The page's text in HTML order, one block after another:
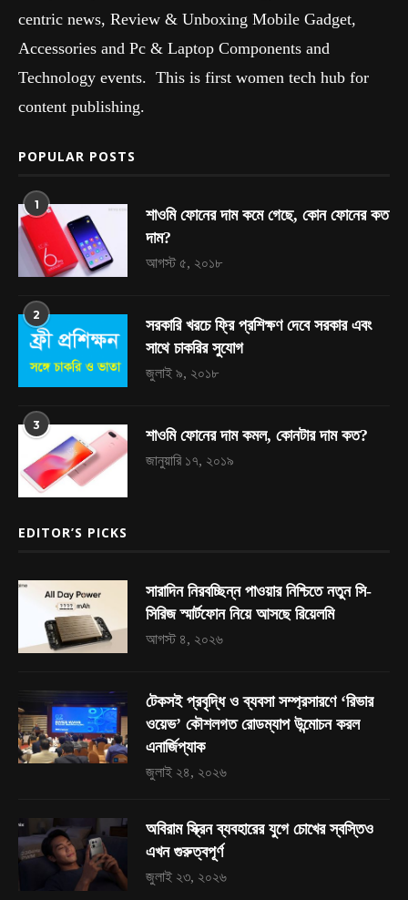
centric news, Review & Unboxing Mobile Gadget,
Accessories and Pc & Laptop Components and
Technology events. This is first women tech hub for
content publishing.
POPULAR POSTS
1
শাওমি ফোনের দাম কমে গেছে, কোন ফোনের কত
দাম?
আগস্ট ৫, ২০১৮
2
সরকারি খরচে ফ্রি প্রশিক্ষণ দেবে সরকার এবং
সাথে চাকরির সুযোগ
জুলাই ৯, ২০১৮
3
শাওমি ফোনের দাম কমল, কোনটার দাম কত?
জানুয়ারি ১৭, ২০১৯
EDITOR’S PICKS
সারাদিন নিরবচ্ছিন্ন পাওয়ার নিশ্চিতে নতুন সি-
সিরিজ স্মার্টফোন নিয়ে আসছে রিয়েলমি
আগস্ট ৪, ২০২৬
টেকসই প্রবৃদ্ধি ও ব্যবসা সম্প্রসারণে ‘রিভার
ওয়েভ’ কৌশলগত রোডম্যাপ উন্মোচন করল
এনার্জিপ্যাক
জুলাই ২৪, ২০২৬
অবিরাম স্ক্রিন ব্যবহারের যুগে চোখের স্বস্তিও
এখন গুরুত্বপূর্ণ
জুলাই ২৩, ২০২৬